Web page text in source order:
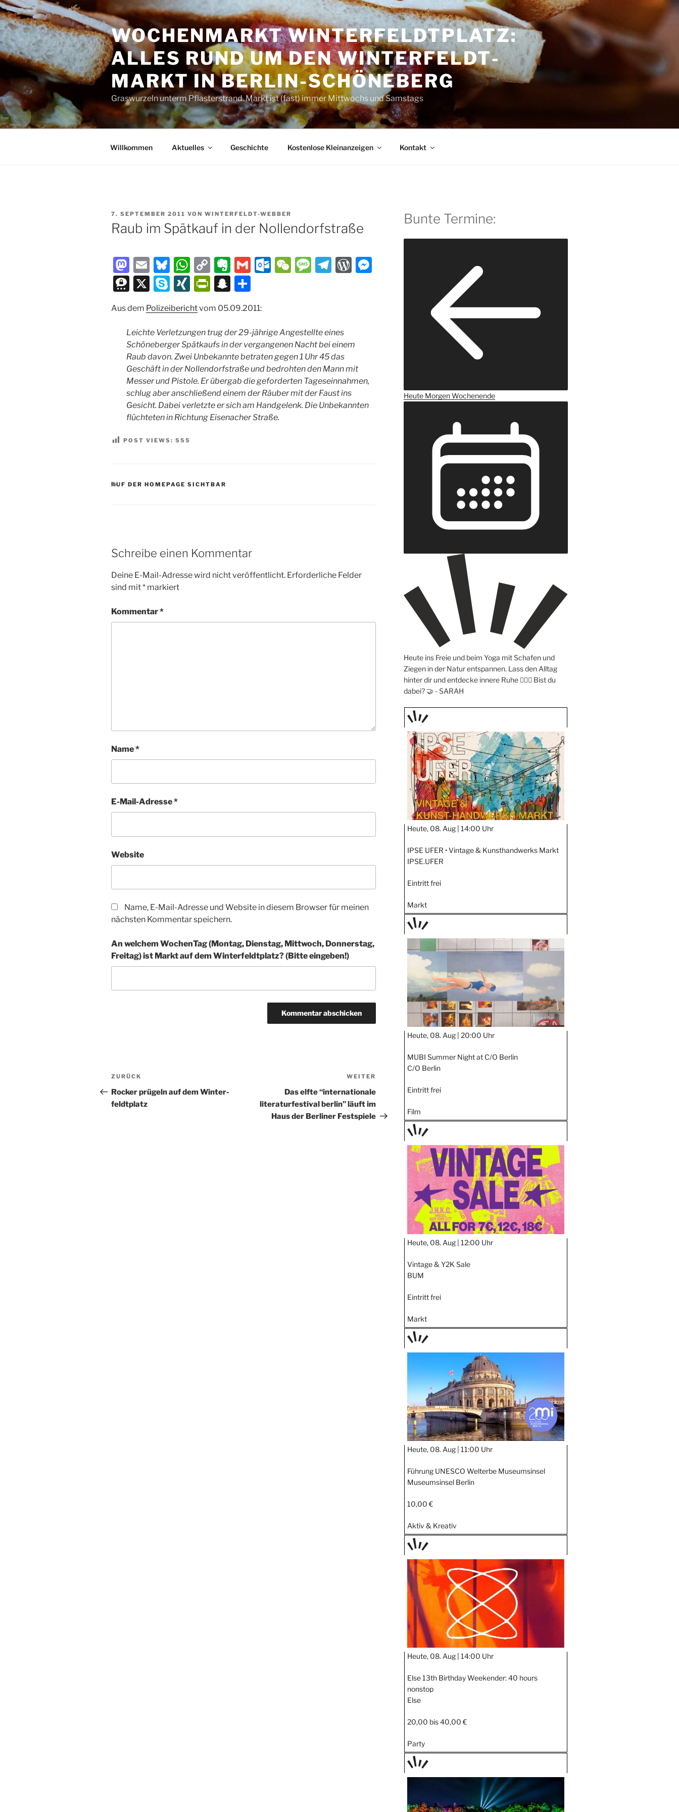
Zum
Inhalt
springen
WOCHENMARKT WINTER­FELDT­PLATZ:
ALLES RUND UM DEN WINTER­FELDT­
MARKT IN BERLIN-SCHÖNEBERG
Graswurzeln unterm Pflasterstrand. Markt ist (fast) immer Mittwochs und Samstags
Willkommen Aktuelles Geschichte Kostenlose Kleinanzeigen Kontakt
VERÖFFENTLICHT
AM
7. SEPTEMBER 2011 VON WINTERFELDT-WEBBER
Raub im Spätkauf in der Nollendorfstraße
M
a
st
o
d
o
n
E
m
ai
l
Bl
u
e
s
k
y
W
h
at
s
A
p
p
C
o
p
y
Li
n
k
E
v
er
n
ot
e
G
l
O
k.
c
o
m
W
at
M
g
e
T
a
m
W
ss
T
hr
e
e
m
a
X
S
k
y
p
e
XI
N
G
P
ri
nt
Fr
ie
n
dl
y
S
n
a
p
c
h
at
ei
le
n
Aus dem Polizeiberichtvom 05.09.2011:
Leichte Verletzungen trug der 29-jährige Angestellte eines
Schöneberger Spätkaufs in der vergangenen Nacht bei einem
Raub davon. Zwei Unbekannte betraten gegen 1 Uhr 45 das
Geschäft in der Nollendorfstraße und bedrohten den Mann mit
Messer und Pistole. Er übergab die geforderten Tageseinnahmen,
schlug aber anschließend einem der Räuber mit der Faust ins
Gesicht. Dabei verletzte er sich am Handgelenk. Die Unbekannten
flüchteten in Richtung Eisenacher Straße.
POST VIEWS: 555
KATEGORIEN
AUF DER HOMEPAGE SICHTBAR
Schreibe einen Kommentar
Deine E-Mail-Adresse wird nicht veröffentlicht. Erforderliche Felder
sind mit* markiert
Kommentar*
Name*
E-Mail-Adresse*
Website
Name, E-Mail-Adresse und Website in diesem Browser für meinen
nächsten Kommentar speichern.
An welchem WochenTag (Montag, Dienstag, Mittwoch, Donnerstag,
Freitag) ist Markt auf dem Winter­feldt­platz? (Bitte eingeben!)
e
r
n
Beitragsnavigation
Vorheriger
Beitrag
ZURÜCK
Rocker prügeln auf dem Winter­
feldt­platz
Beitrag
WEITER
Das elfte “internationale
literaturfestival berlin” läuft im
Haus der Berliner Festspiele
Bunte Termine:
Heute MorgenWochenende
Heute ins Freie und beim Yoga mit Schafen und
Ziegen in der Natur entspannen. Lass den Alltag
hinter dir und entdecke innere Ruhe 🧘‍♀️✨ Bist du
dabei? 🤝 -SARAH
TAGE
STIPP
Heute, 08. Aug | 14:00 Uhr
IPSE UFER • Vintage & Kunsthandwerks Markt
IPSE.UFER
Eintritt frei
Markt
TAGE
STIPP
Heute, 08. Aug | 20:00 Uhr
MUBI Summer Night at C/O Berlin
C/O Berlin
Eintritt frei
Film
TAGE
STIPP
Heute, 08. Aug | 12:00 Uhr
Vintage & Y2K Sale
BUM
Eintritt frei
Markt
TAGE
Heute, 08. Aug | 11:00 Uhr
Führung UNESCO Welterbe Museumsinsel
Museumsinsel Berlin
10,00 €
Aktiv & Kreativ
TAGE
STIPP
Heute, 08. Aug | 14:00 Uhr
Else 13th Birthday Weekender: 40 hours
nonstop
Else
20,00 bis 40,00 €
Party
TAGE